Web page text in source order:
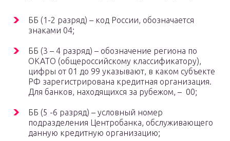
ББ (1-2 разряд) – код России, обозначается
знаками 04;
ББ (3 – 4 разряд) – обозначение региона по
ОКАТО (общероссийскому классификатору),
цифры от 01 до 99 указывают, в каком субъекте
РФ зарегистрирована кредитная организация.
Для банков, находящихся за рубежом, – 00;
ББ (5 -6 разряд) – условный номер
подразделения Центробанка, обслуживающего
данную кредитную организацию;